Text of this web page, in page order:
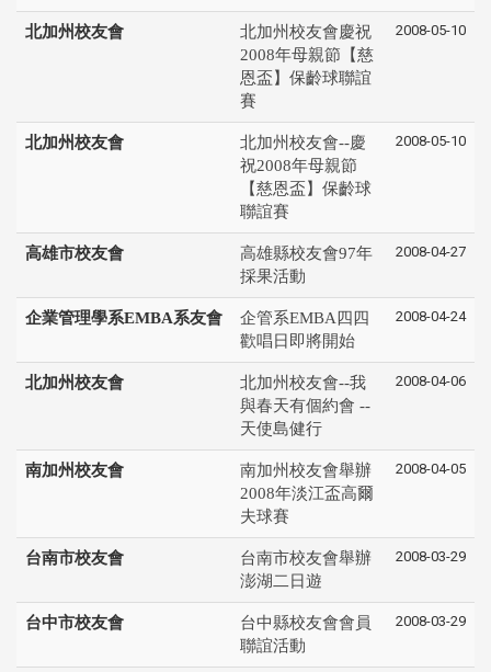
北加州校友會
北加州校友會慶祝
2008年母親節【慈
恩盃】保齡球聯誼
賽
2008-05-10
北加州校友會
北加州校友會--慶
祝2008年母親節
【慈恩盃】保齡球
聯誼賽
2008-05-10
高雄市校友會
高雄縣校友會97年
採果活動
2008-04-27
企業管理學系EMBA系友會
企管系EMBA四四
歡唱日即將開始
2008-04-24
北加州校友會
北加州校友會--我
與春天有個約會 --
天使島健行
2008-04-06
南加州校友會
南加州校友會舉辦
2008年淡江盃高爾
夫球賽
2008-04-05
台南市校友會
台南市校友會舉辦
澎湖二日遊
2008-03-29
台中市校友會
台中縣校友會會員
聯誼活動
2008-03-29